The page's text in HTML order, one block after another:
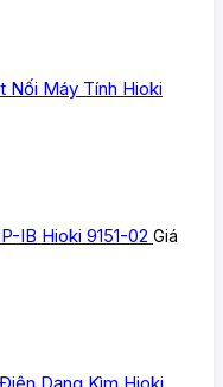
Nối Máy Tính Hioki
IB Hioki 9151-02 Giá